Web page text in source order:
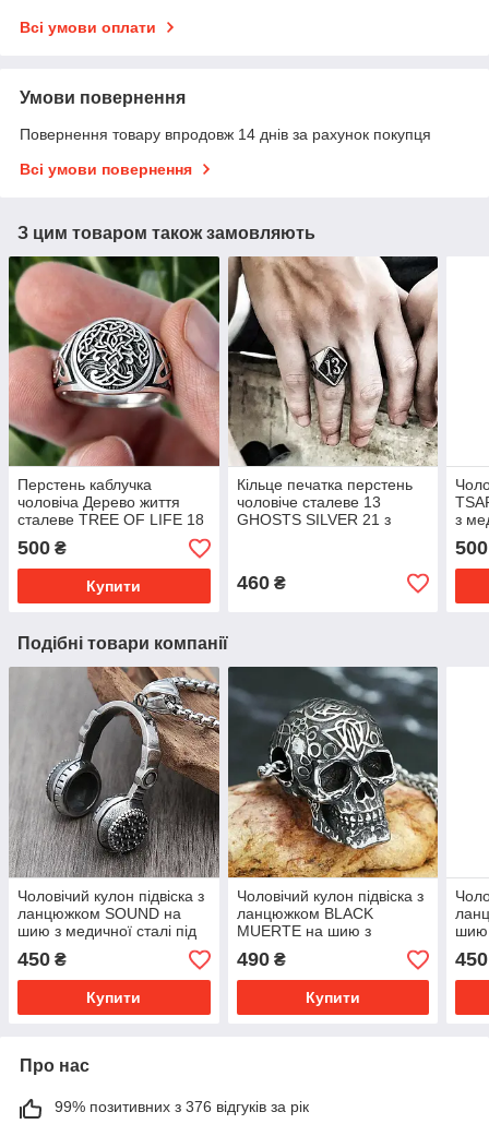
Всі умови оплати
Умови повернення
Повернення товару впродовж 14 днів за рахунок покупця
Всі умови повернення
З цим товаром також замовляють
Перстень каблучка
чоловіча Дерево життя
сталеве TREE OF LIFE 18
з нержавіючої сталі кільце
316L
500 ₴
Купити
Кільце печатка перстень
чоловіче сталеве 13
GHOSTS SILVER 21 з
460₴
з
500
Подібні товари компанії
Чоловічий кулон підвіска з
ланцюжком SOUND на
шию з медичної сталі під
450 ₴
Купити
Чоловічий кулон підвіска з
ланцюжком BLACK
MUERTE на шию з
медичної сталі під срібло з
Черепом
490₴
Купити
шию
450
Про нас
99% позитивних з 376 відгуків за рік